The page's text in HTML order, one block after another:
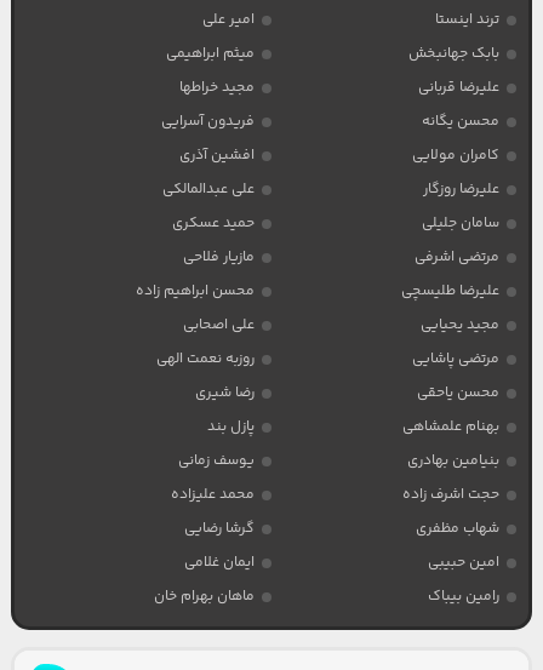
ترند اینستا
امیر علی
بابک جهانبخش
میثم ابراهیمی
علیرضا قربانی
مجید خراطها
محسن یگانه
فریدون آسرایی
کامران مولایی
افشین آذری
علیرضا روزگار
علی عبدالمالکی
سامان جلیلی
حمید عسکری
مرتضی اشرفی
مازیار فلاحی
علیرضا طلیسچی
محسن ابراهیم زاده
مجید یحیایی
علی اصحابی
مرتضی پاشایی
روزبه نعمت الهی
محسن یاحقی
رضا شیری
بهنام علمشاهی
پازل بند
بنیامین بهادری
یوسف زمانی
حجت اشرف زاده
محمد علیزاده
شهاب مظفری
گرشا رضایی
امین حبیبی
ایمان غلامی
رامین بیباک
ماهان بهرام خان